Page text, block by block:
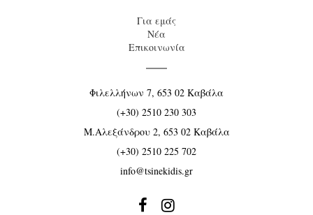
Για εμάς
Νέα
Επικοινωνία
Φιλελλήνων 7, 653 02 Καβάλα
(+30) 2510 230 303
Μ.Αλεξάνδρου 2, 653 02 Καβάλα
(+30) 2510 225 702
info@tsinekidis.gr
 